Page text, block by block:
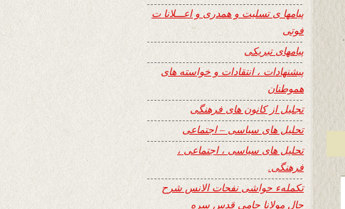
پیامها ی تسلیت و همدری و اعـــلانا ت
فوتی
پیامهای تبریکی
پیشنهادات ، انتقادات و خواسته های
هموطنان
تجلیل از کانون های فرهنگی
تحلیل های سیاسی – اجتماعی
تحلیل های سیاسی ، اجتماعی ،
فرهنگی.
تکملهء حواشی نفحات الانس شرح
حال مولانا جامی قدس سره